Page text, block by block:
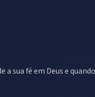
sua fé em Deus e